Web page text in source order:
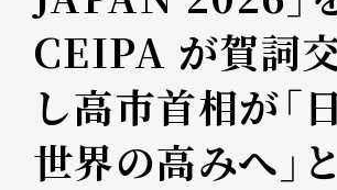
CEIPA が賀詞
し高市首相が「
世界の高みへ」